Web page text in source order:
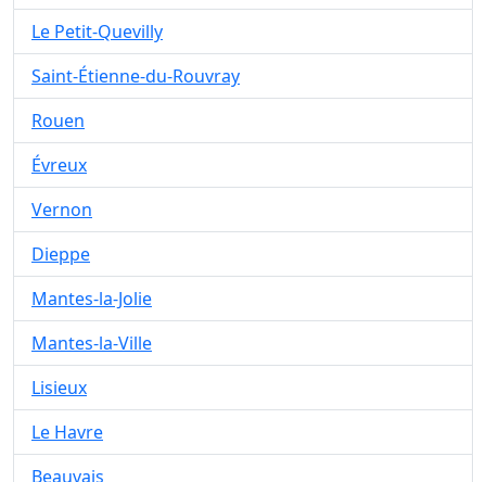
Le Petit-Quevilly
Saint-Étienne-du-Rouvray
Rouen
Évreux
Vernon
Dieppe
Mantes-la-Jolie
Mantes-la-Ville
Lisieux
Le Havre
Beauvais